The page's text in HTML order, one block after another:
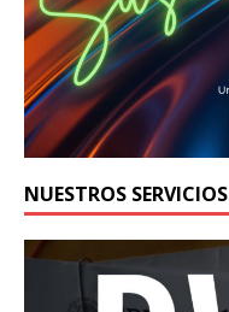
NUESTROS SERVICIOS